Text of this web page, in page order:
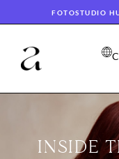
FOTOSTUDIO
INSIDE